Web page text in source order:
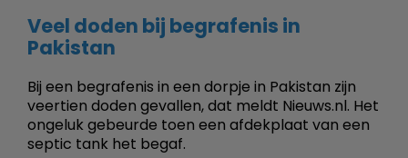
Veel doden bij begrafenis in
Pakistan
Bij een begrafenis in een dorpje in Pakistan zijn
veertien doden gevallen, dat meldt Nieuws.nl. Het
ongeluk gebeurde toen een afdekplaat van een
septic tank het begaf.